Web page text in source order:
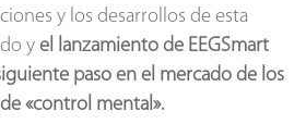
y los desarrollos de esta
yel lanzamiento de EEGSmart
paso en el mercado de los
«control mental».